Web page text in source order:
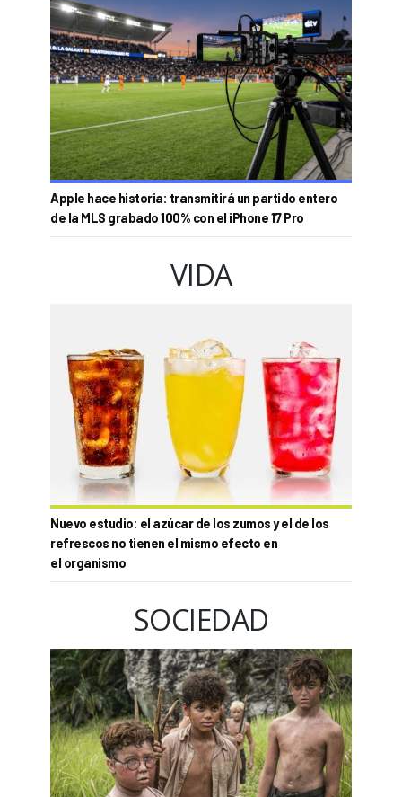
Apple hace historia: transmitirá un partido entero
de la MLS grabado 100% con el iPhone 17 Pro
VIDA
Nuevo estudio: el azúcar de los zumos y el de los
refrescos no tienen el mismo efecto en
el organismo
SOCIEDAD